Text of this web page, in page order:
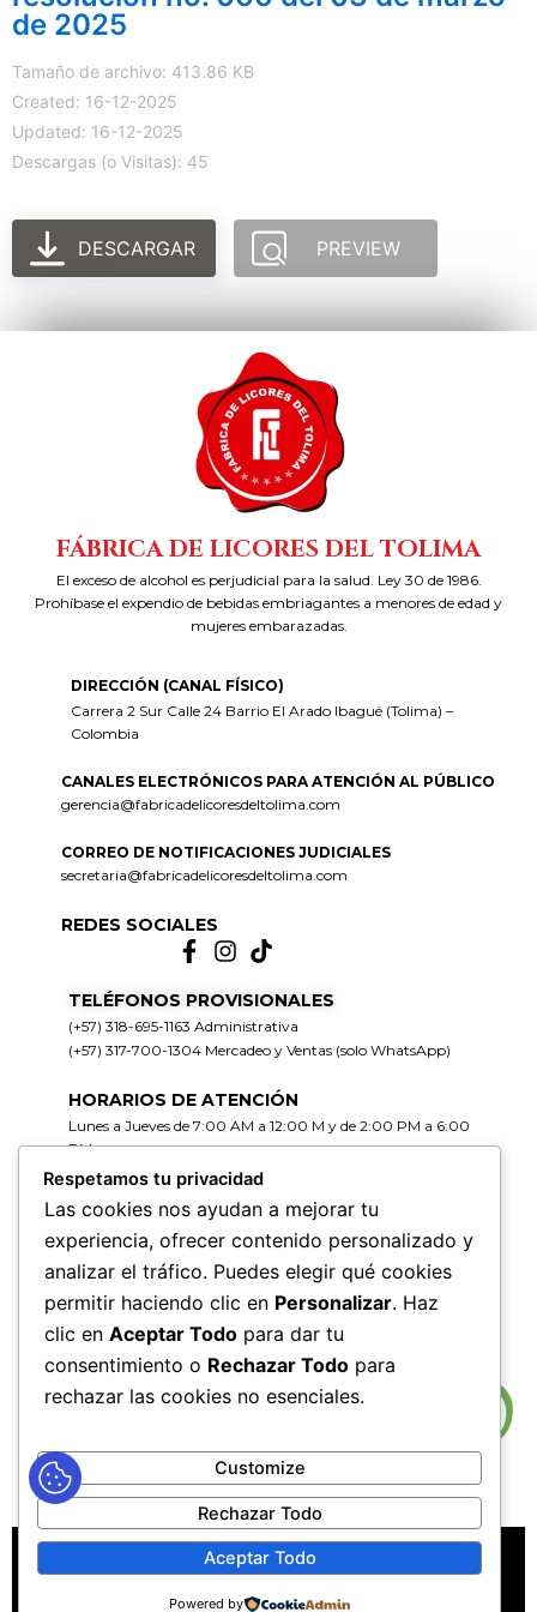
de 2025
Tamaño de archivo: 413.86 KB
Created: 16-12-2025
Updated: 16-12-2025
Descargas (o Visitas): 45
DESCARGAR PREVIEW
FÁBRICA DE LICORES DEL TOLIMA
El exceso de alcohol es perjudicial para la salud. Ley 30 de 1986.
Prohíbase el expendio de bebidas embriagantes a menores de edad y
mujeres embarazadas.
DIRECCIÓN (CANAL FÍSICO)
Carrera 2 Sur Calle 24 Barrio El Arado Ibagué (Tolima) –
Colombia
CANALES ELECTRÓNICOS PARA ATENCIÓN AL PÚBLICO
gerencia@fabricadelicoresdeltolima.com
CORREO DE NOTIFICACIONES JUDICIALES
secretaria@fabricadelicoresdeltolima.com
REDES SOCIALES
TELÉFONOS PROVISIONALES
(+57) 318-695-1163 Administrativa
(+57) 317-700-1304 Mercadeo y Ventas (solo WhatsApp)
HORARIOS DE ATENCIÓN
Lunes a Jueves de 7:00 AM a 12:00 M y de 2:00 PM a 6:00
PM
Viernes de 7:00 AM a 12:00 M y de 2:00 PM a 5:00 PM
HORARIOS DE RADICACIÓN DE
CORRESPONDENCIA
Lunes a Jueves de 7:30 AM a 11:30 AM y de 2:00 PM a 5:00
PM
Viernes de 7:30 AM a 11:30 PM y de 2:00 PM a 4:00 PM
MAPA DEL SITIOPOLÍTICAS DE PRIVACIDAD
POLÍTICAS DE DERECHOS DE AUTOR
Respetamos tu privacidad
Las cookies nos ayudan a mejorar tu
experiencia, ofrecer contenido personalizado y
analizar el tráfico. Puedes elegir qué cookies
permitir haciendo clic en Personalizar. Haz
clic en Aceptar Todo para dar tu
consentimiento o Rechazar Todo para
rechazar las cookies no esenciales.
Customize
Rechazar Todo
Aceptar Todo
Powered by